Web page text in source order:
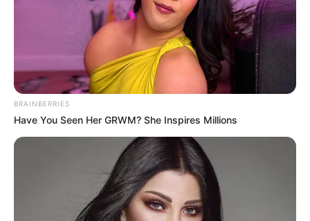
LIHAT ARTIKEL LAINNYA
BRAINBERRIES
Have You Seen Her GRWM? She Inspires Millions